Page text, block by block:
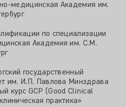
медицинская Академия им.
по специализации
Академия им. С.М.
государственный
им. И.П. Павлова Минздрава
курс GCP (Good Clinical
практика»